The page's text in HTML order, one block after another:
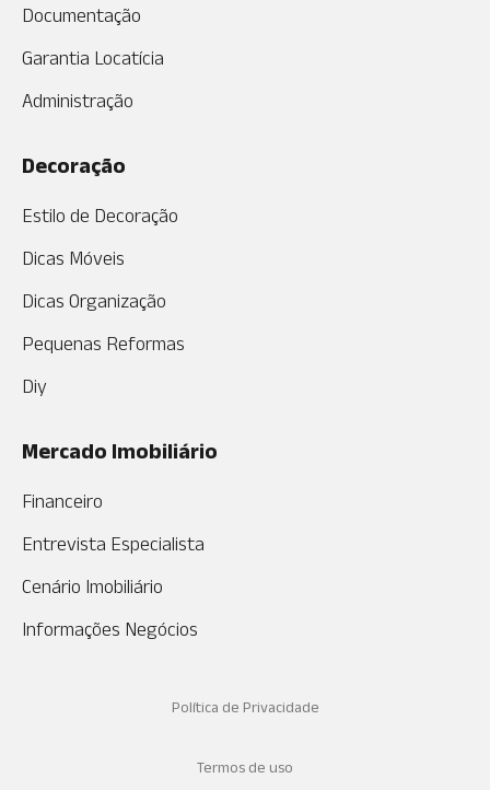
Documentação
Garantia Locatícia
Administração
Decoração
Estilo de Decoração
Dicas Móveis
Dicas Organização
Pequenas Reformas
Diy
Mercado Imobiliário
Financeiro
Entrevista Especialista
Cenário Imobiliário
Informações Negócios
Política de Privacidade
Termos de uso